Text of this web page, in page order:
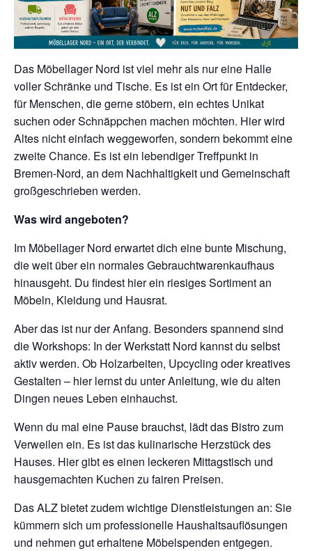
Das Möbellager Nord ist viel mehr als nur eine Halle
voller Schränke und Tische. Es ist ein Ort für Entdecker,
für Menschen, die gerne stöbern, ein echtes Unikat
suchen oder Schnäppchen machen möchten. Hier wird
Altes nicht einfach weggeworfen, sondern bekommt eine
zweite Chance. Es ist ein lebendiger Treffpunkt in
Bremen-Nord, an dem Nachhaltigkeit und Gemeinschaft
großgeschrieben werden.
Was wird angeboten?
Im Möbellager Nord erwartet dich eine bunte Mischung,
die weit über ein normales Gebrauchtwarenkaufhaus
hinausgeht. Du findest hier ein riesiges Sortiment an
Möbeln, Kleidung und Hausrat.
Aber das ist nur der Anfang. Besonders spannend sind
die Workshops: In der Werkstatt Nord kannst du selbst
aktiv werden. Ob Holzarbeiten, Upcycling oder kreatives
Gestalten – hier lernst du unter Anleitung, wie du alten
Dingen neues Leben einhauchst.
Wenn du mal eine Pause brauchst, lädt das Bistro zum
Verweilen ein. Es ist das kulinarische Herzstück des
Hauses. Hier gibt es einen leckeren Mittagstisch und
hausgemachten Kuchen zu fairen Preisen.
Das ALZ bietet zudem wichtige Dienstleistungen an: Sie
kümmern sich um professionelle Haushaltsauflösungen
und nehmen gut erhaltene Möbelspenden entgegen.